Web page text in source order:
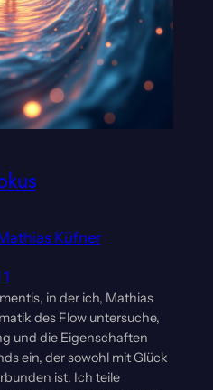
Küfner
in der ich, Mathias
des Flow untersuche,
und die Eigenschaften
ein, der sowohl mit Glück
ist. Ich teile